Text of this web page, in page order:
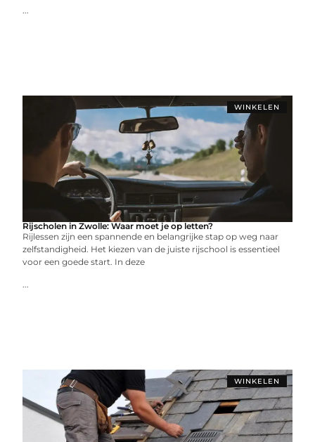
...
WINKELEN
Rijscholen in Zwolle: Waar moet je op letten?
Rijlessen zijn een spannende en belangrijke stap op weg naar
zelfstandigheid. Het kiezen van de juiste rijschool is essentieel
voor een goede start. In deze
...
WINKELEN